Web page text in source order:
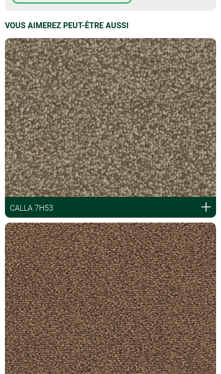
VOUS AIMEREZ PEUT-ÊTRE AUSSI
CALLA 7H53